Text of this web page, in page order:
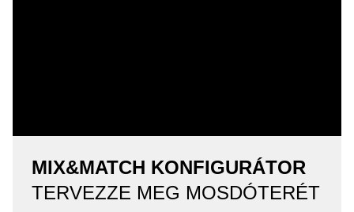
MIX&MATCH KONFIGURÁTOR
TERVEZZE MEG MOSDÓTERÉT